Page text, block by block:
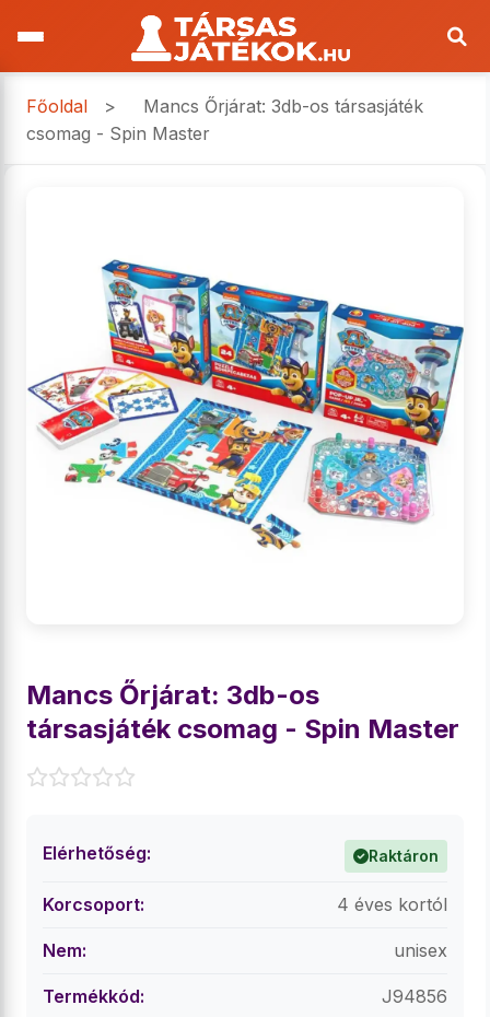
Főoldal >
Mancs Őrjárat: 3db-os társasjáték
csomag - Spin Master
Mancs Őrjárat: 3db-os
társasjáték csomag - Spin Master
Elérhetőség: Raktáron
Korcsoport: 4 éves kortól
Nem: unisex
Termékkód: J94856